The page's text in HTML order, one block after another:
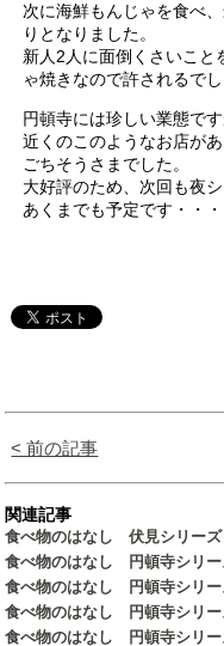
次に海鮮もんじゃを食べ
りとなりました。
新人2人に面倒くさいこと
ゃ焼きなので許されるでし
円頓寺には珍しい業態で
近くのこのようなお店が
ごちそうさまでした。
大好評のため、次回も夜シ
あくまでも予定です・・・
< 前の記事
関連記事
食べ物のはなし 伏見シリーズ
食べ物のはなし 円頓寺シリー
食べ物のはなし 円頓寺シリー
食べ物のはなし 円頓寺シリー
食べ物のはなし 円頓寺シリー